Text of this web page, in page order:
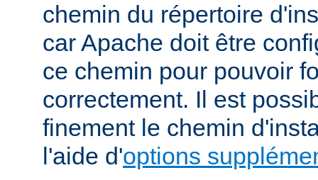
chemin du répertoire
car Apache doit être
ce chemin pour pouvoir
correctement. Il est
finement le chemin
l'aide d'options